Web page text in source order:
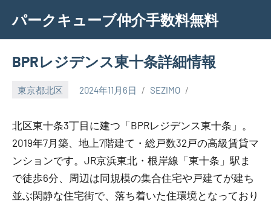
content
パークキューブ仲介手数料無料
BPRレジデンス東十条詳細情報
東京都北区 2024年11月6日 SEZIMO
北区東十条3丁目に建つ「BPRレジデンス東十条」。
2019年7月築、地上7階建て・総戸数32戸の高級賃貸マ
ンションです。JR京浜東北・根岸線「東十条」駅ま
で徒歩6分、周辺は同規模の集合住宅や戸建てが建ち
並ぶ閑静な住宅街で、落ち着いた住環境となっており